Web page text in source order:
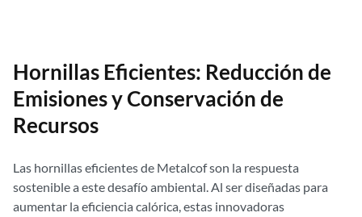
Hornillas Eficientes: Reducción de
Emisiones y Conservación de
Recursos
Las hornillas eficientes de Metalcof son la respuesta
sostenible a este desafío ambiental. Al ser diseñadas para
aumentar la eficiencia calórica, estas innovadoras